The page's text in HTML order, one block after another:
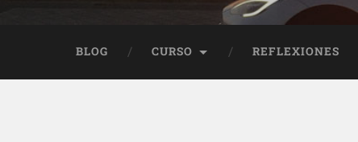
BLOG CURSO REFLEXIONES